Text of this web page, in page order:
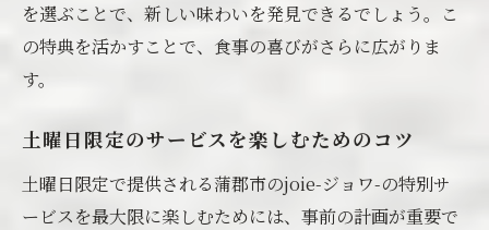
を選ぶことで、新しい味わいを発見できるでしょう。こ
の特典を活かすことで、食事の喜びがさらに広がりま
す。
土曜日限定のサービスを楽しむためのコツ
土曜日限定で提供される蒲郡市のjoie-ジョワ-の特別サ
ービスを最大限に楽しむためには、事前の計画が重要で